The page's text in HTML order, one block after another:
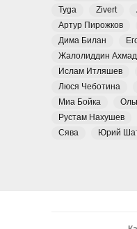
Tyga
Zivert
Артур Пирожков
Дима Билан
Жалолиддин
Ислам Итляшев
Люся Чеботина
Миа Бойка
Рустам Нахушев
Сява
Юрий